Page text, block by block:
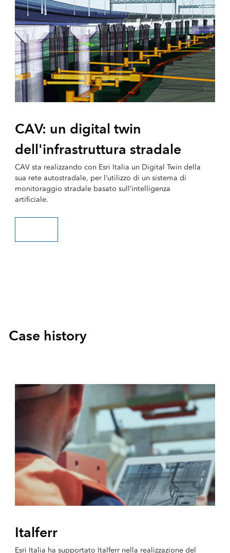
CAV: un digital twin
dell'infrastruttura stradale
CAV sta realizzando con Esri Italia un Digital Twin della
sua rete autostradale, per l’utilizzo di un sistema di
monitoraggio stradale basato sull’intelligenza
artificiale.
Case history
Italferr
Esri Italia ha supportato Italferr nella realizzazione del